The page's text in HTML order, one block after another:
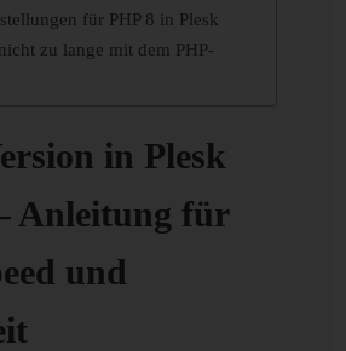
für PHP 8 in Plesk
zu lange mit dem PHP-
in Plesk
Anleitung für
und